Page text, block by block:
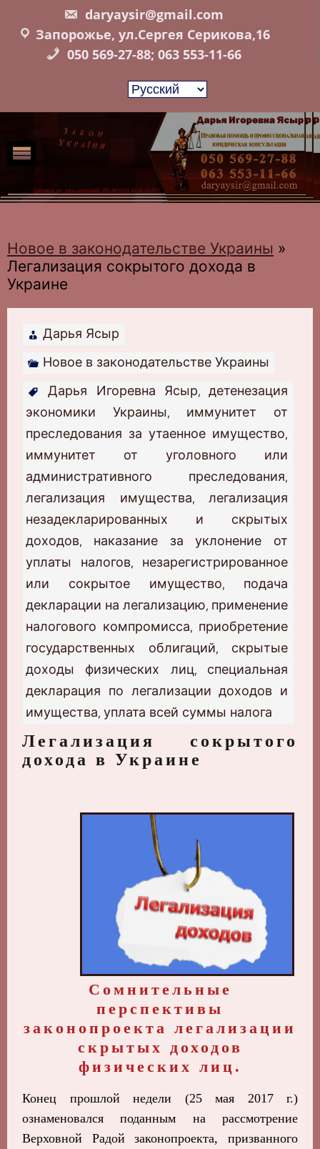
daryaysir@gmail.com
Запорожье, ул.Сергея Серикова,16
050 569-27-88; 063 553-11-66
Новое в законодательстве Украины »
Легализация сокрытого дохода в
Украине
Дарья Ясыр
Новое в законодательстве Украины
Дарья Игоревна Ясыр, детенезация
экономики Украины, иммунитет от
преследования за утаенное имущество,
иммунитет от уголовного или
административного преследования,
легализация имущества, легализация
незадекларированных и скрытых
доходов, наказание за уклонение от
уплаты налогов, незарегистрированное
или сокрытое имущество, подача
декларации на легализацию, применение
налогового компромисса, приобретение
государственных облигаций, скрытые
доходы физических лиц, специальная
декларация по легализации доходов и
имущества, уплата всей суммы налога
Легализация сокрытого
дохода в Украине
Сомнительные
перспективы
законопроекта легализации
скрытых доходов
физических лиц.
Конец прошлой недели (25 мая 2017 г.)
ознаменовался поданным на рассмотрение
Верховной Радой законопроекта, призванного